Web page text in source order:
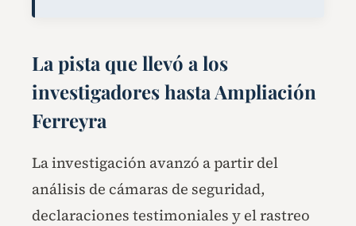
La pista que llevó a los
investigadores hasta Ampliación
Ferreyra
La investigación avanzó a partir del
análisis de cámaras de seguridad,
declaraciones testimoniales y el rastreo